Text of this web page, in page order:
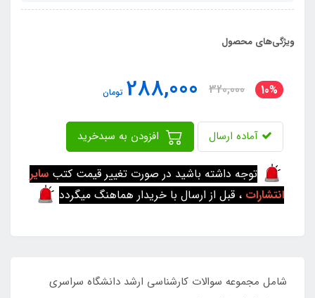
ویژگی‌های محصول
10%
320,000
288,000 تومان
آماده ارسال
توجه داشته باشید در صورت تغییر قیمت کتب سایر
انتشارات ، قبل از ارسال با خریدار هماهنگ میگردد
شامل مجموعه سوالات کارشناسی ارشد دانشگاه سراسری